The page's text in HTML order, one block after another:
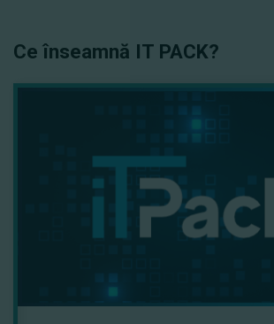
Ce înseamnă IT PACK?